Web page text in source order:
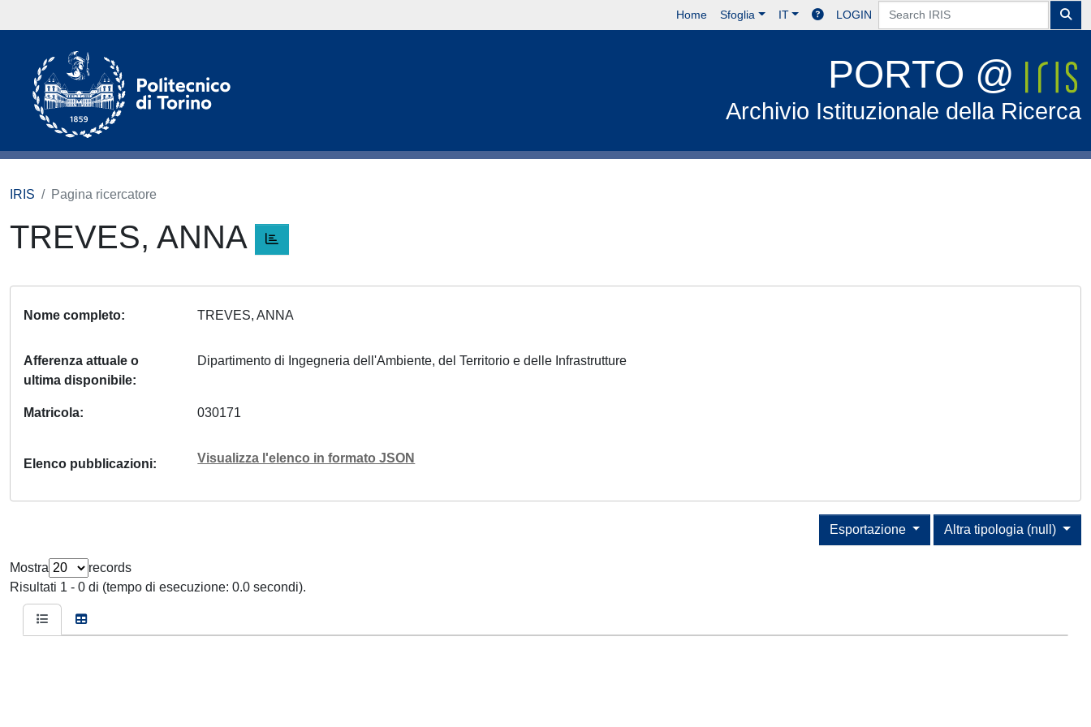
Home Sfoglia IT LOGIN
PORTO @
Archivio Istituzionale della Ricerca
IRIS Pagina ricercatore
TREVES, ANNA
Nome completo TREVES, ANNA
Afferenza attuale o
ultima disponibile
Dipartimento di Ingegneria dell'Ambiente, del Territorio e delle Infrastrutture
Matricola 030171
Elenco pubblicazioni Visualizza l'elenco in formato JSON
Altra tipologia (null)
Esportazione
Mostra
records
Risultati 1 - 0 di (tempo di esecuzione: 0.0 secondi).